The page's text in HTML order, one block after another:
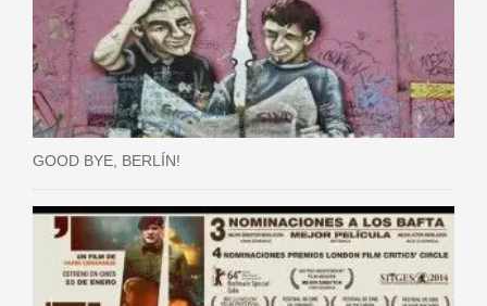
GOOD BYE, BERLÍN!